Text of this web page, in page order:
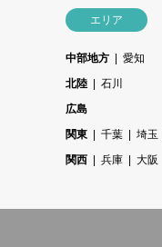
エリア
中部地方
愛知
北陸
石川
広島
関東
千葉 埼玉
関西
兵庫 大阪